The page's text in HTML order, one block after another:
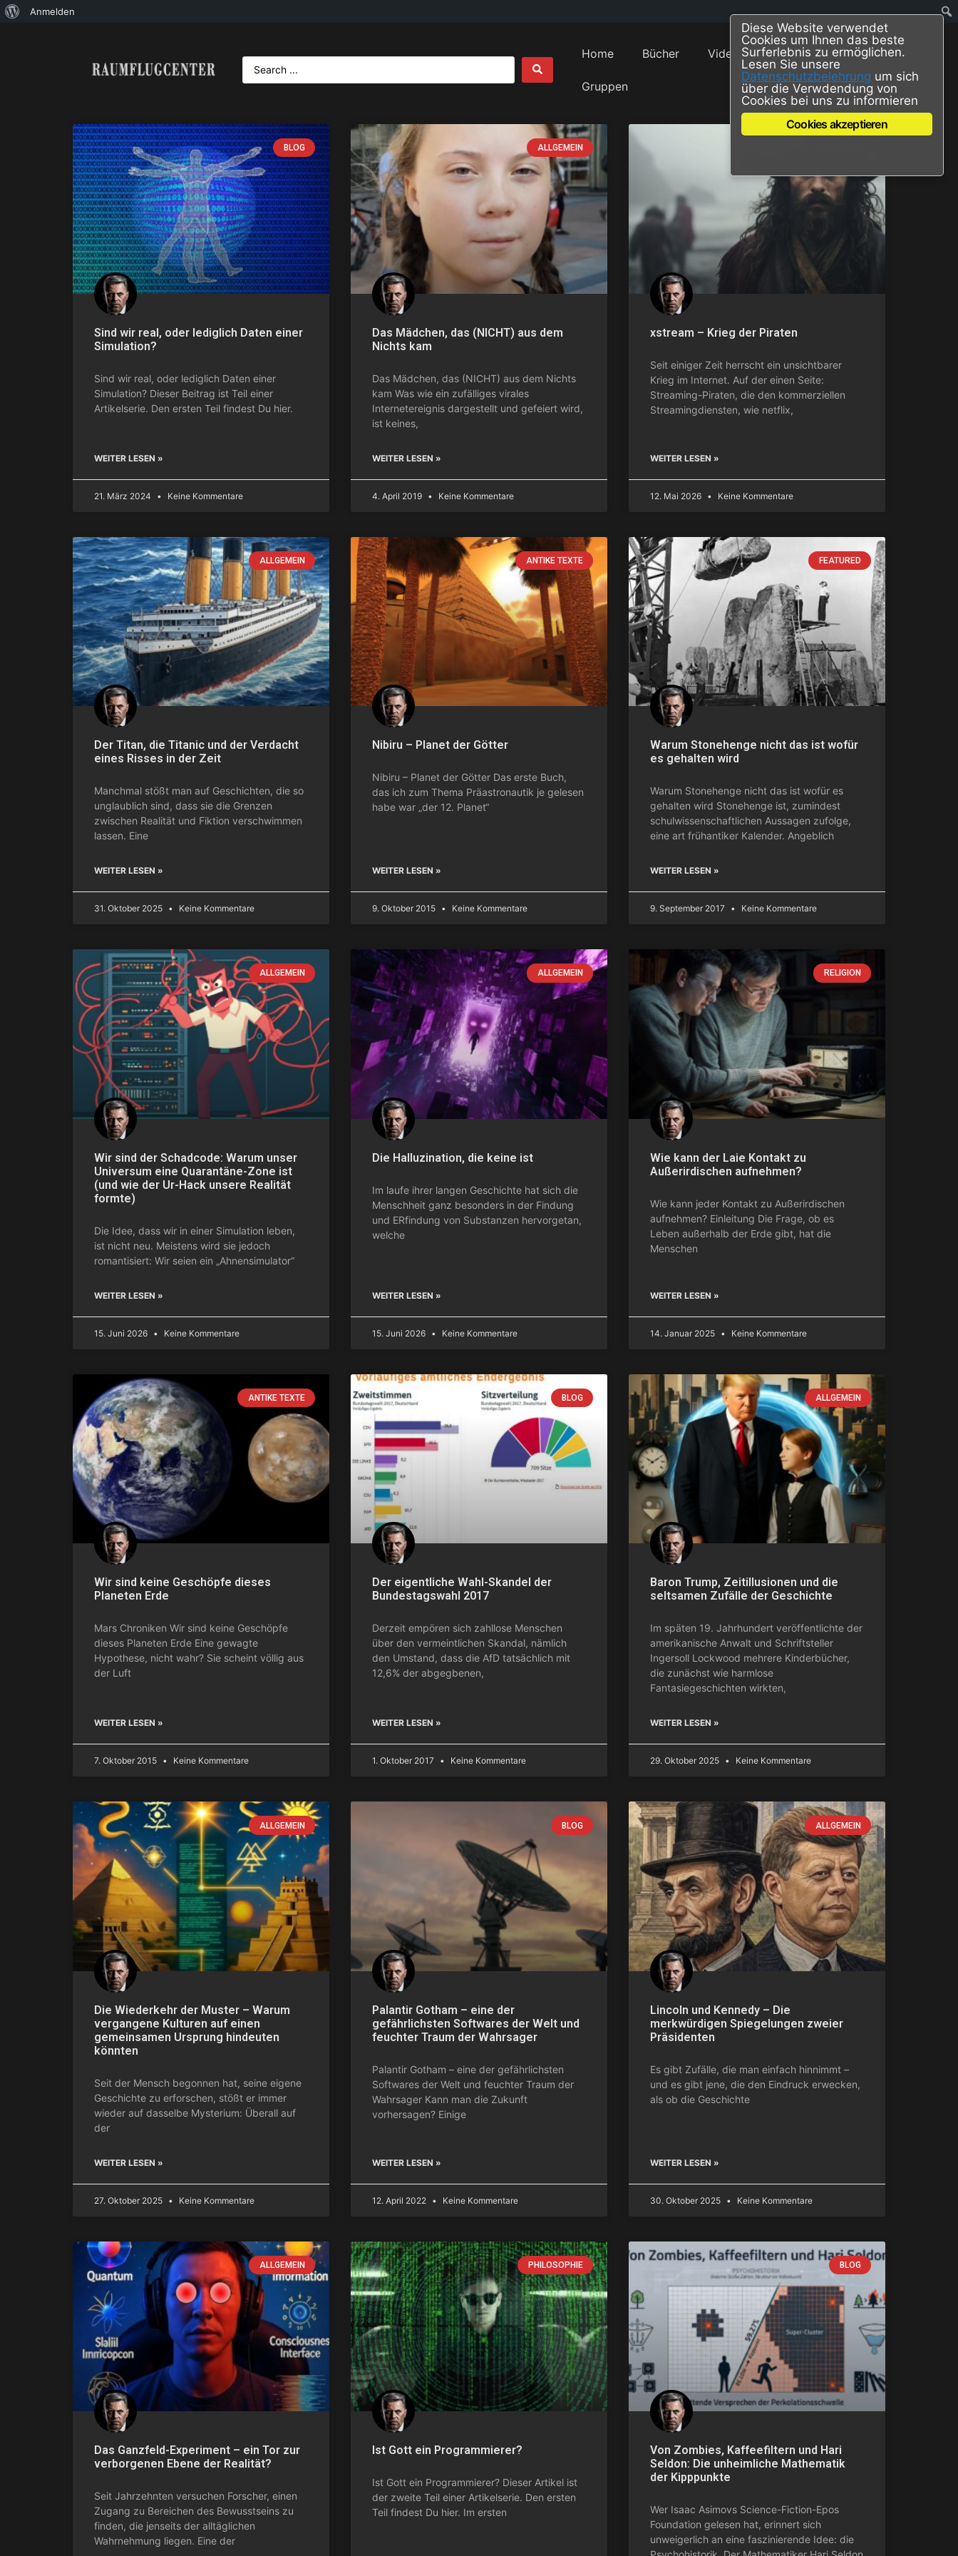
Anmelden
Home Bücher Videos Blog
Gruppen
BLOG
Sind wir real, oder lediglich Daten einer
Simulation?
Sind wir real, oder lediglich Daten einer
Simulation? Dieser Beitrag ist Teil einer
Artikelserie. Den ersten Teil findest Du hier.
WEITER LESEN »
21. März 2024 Keine Kommentare
ALLGEMEIN
Das Mädchen, das (NICHT) aus dem
Nichts kam
Das Mädchen, das (NICHT) aus dem Nichts
kam Was wie ein zufälliges virales
Internetereignis dargestellt und gefeiert wird,
ist keines,
WEITER LESEN »
4. April 2019 Keine Kommentare
xstream – Krieg der Piraten
Seit einiger Zeit herrscht ein unsichtbarer
Krieg im Internet. Auf der einen Seite:
Streaming-Piraten, die den kommerziellen
Streamingdiensten, wie netflix,
WEITER LESEN »
12. Mai 2026 Keine Kommentare
ALLGEMEIN
Der Titan, die Titanic und der Verdacht
eines Risses in der Zeit
Manchmal stößt man auf Geschichten, die so
unglaublich sind, dass sie die Grenzen
zwischen Realität und Fiktion verschwimmen
lassen. Eine
WEITER LESEN »
31. Oktober 2025 Keine Kommentare
ANTIKE TEXTE
Nibiru – Planet der Götter
Nibiru – Planet der Götter Das erste Buch,
das ich zum Thema Präastronautik je gelesen
habe war „der 12. Planet“
WEITER LESEN »
9. Oktober 2015 Keine Kommentare
FEATURED
Warum Stonehenge nicht das ist wofür
es gehalten wird
Warum Stonehenge nicht das ist wofür es
gehalten wird Stonehenge ist, zumindest
schulwissenschaftlichen Aussagen zufolge,
eine art frühantiker Kalender. Angeblich
WEITER LESEN »
9. September 2017 Keine Kommentare
ALLGEMEIN
Wir sind der Schadcode: Warum unser
Universum eine Quarantäne-Zone ist
(und wie der Ur-Hack unsere Realität
formte)
Die Idee, dass wir in einer Simulation leben,
ist nicht neu. Meistens wird sie jedoch
romantisiert: Wir seien ein „Ahnensimulator“
WEITER LESEN »
15. Juni 2026 Keine Kommentare
ALLGEMEIN
Die Halluzination, die keine ist
Im laufe ihrer langen Geschichte hat sich die
Menschheit ganz besonders in der Findung
und ERfindung von Substanzen hervorgetan,
welche
WEITER LESEN »
15. Juni 2026 Keine Kommentare
RELIGION
Wie kann der Laie Kontakt zu
Außerirdischen aufnehmen?
Wie kann jeder Kontakt zu Außerirdischen
aufnehmen? Einleitung Die Frage, ob es
Leben außerhalb der Erde gibt, hat die
Menschen
WEITER LESEN »
14. Januar 2025 Keine Kommentare
ANTIKE TEXTE
Wir sind keine Geschöpfe dieses
Planeten Erde
Mars Chroniken Wir sind keine Geschöpfe
dieses Planeten Erde Eine gewagte
Hypothese, nicht wahr? Sie scheint völlig aus
der Luft
WEITER LESEN »
7. Oktober 2015 Keine Kommentare
BLOG
Der eigentliche Wahl-Skandel der
Bundestagswahl 2017
Derzeit empören sich zahllose Menschen
über den vermeintlichen Skandal, nämlich
den Umstand, dass die AfD tatsächlich mit
12,6% der abgegbenen,
WEITER LESEN »
1. Oktober 2017 Keine Kommentare
ALLGEMEIN
Baron Trump, Zeitillusionen und die
seltsamen Zufälle der Geschichte
Im späten 19. Jahrhundert veröffentlichte der
amerikanische Anwalt und Schriftsteller
Ingersoll Lockwood mehrere Kinderbücher,
die zunächst wie harmlose
Fantasiegeschichten wirkten,
WEITER LESEN »
29. Oktober 2025 Keine Kommentare
ALLGEMEIN
Die Wiederkehr der Muster – Warum
vergangene Kulturen auf einen
gemeinsamen Ursprung hindeuten
könnten
Seit der Mensch begonnen hat, seine eigene
Geschichte zu erforschen, stößt er immer
wieder auf dasselbe Mysterium: Überall auf
der
WEITER LESEN »
27. Oktober 2025 Keine Kommentare
BLOG
Palantir Gotham – eine der
gefährlichsten Softwares der Welt und
feuchter Traum der Wahrsager
Palantir Gotham – eine der gefährlichsten
Softwares der Welt und feuchter Traum der
Wahrsager Kann man die Zukunft
vorhersagen? Einige
WEITER LESEN »
12. April 2022 Keine Kommentare
ALLGEMEIN
Lincoln und Kennedy – Die
merkwürdigen Spiegelungen zweier
Präsidenten
Es gibt Zufälle, die man einfach hinnimmt –
und es gibt jene, die den Eindruck erwecken,
als ob die Geschichte
WEITER LESEN »
30. Oktober 2025 Keine Kommentare
ALLGEMEIN
Das Ganzfeld-Experiment – ein Tor zur
verborgenen Ebene der Realität?
Seit Jahrzehnten versuchen Forscher, einen
Zugang zu Bereichen des Bewusstseins zu
finden, die jenseits der alltäglichen
Wahrnehmung liegen. Eine der
PHILOSOPHIE
Ist Gott ein Programmierer?
Ist Gott ein Programmierer? Dieser Artikel ist
der zweite Teil einer Artikelserie. Den ersten
Teil findest Du hier. Im ersten
BLOG
Von Zombies, Kaffeefiltern und Hari
Seldon: Die unheimliche Mathematik
der Kipppunkte
Wer Isaac Asimovs Science-Fiction-Epos
Foundation gelesen hat, erinnert sich
unweigerlich an eine faszinierende Idee: die
Diese Website verwendet
Cookies um Ihnen das beste
Surferlebnis zu ermöglichen.
Lesen Sie unsere
Datenschutzbelehrung um sich
über die Verwdendung von
Cookies bei uns zu informieren
Cookies akzeptieren